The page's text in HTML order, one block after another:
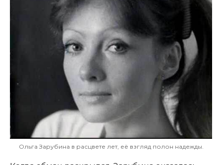
Ольга Зарубина в расцвете лет, её взгляд полон надежды.